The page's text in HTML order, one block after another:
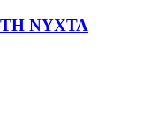
ΝΥΧΤΑ